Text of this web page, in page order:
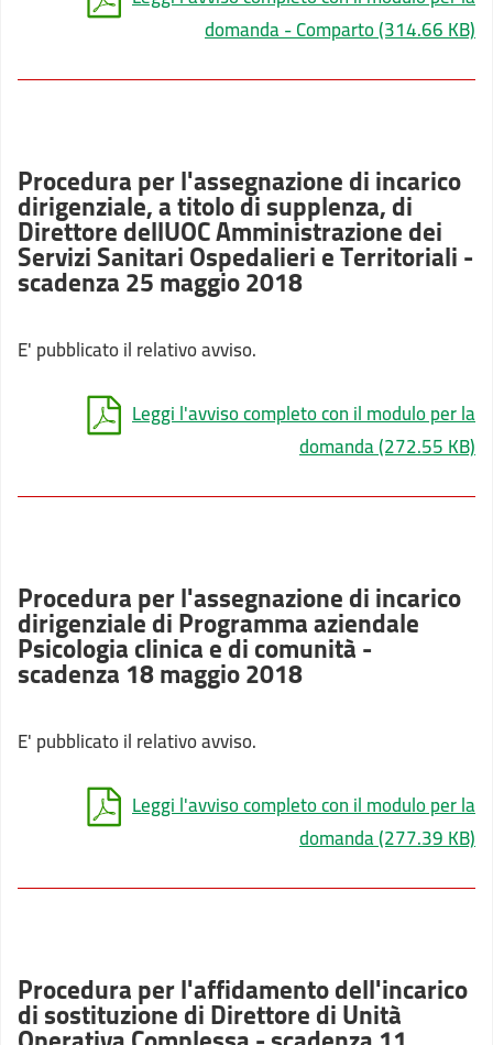
domanda - Comparto(314.66 KB)
Procedura per l'assegnazione di incarico
dirigenziale, a titolo di supplenza, di
Direttore dellUOC Amministrazione dei
Servizi Sanitari Ospedalieri e Territoriali -
scadenza 25 maggio 2018
E' pubblicato il relativo avviso.
Leggi l'avviso completo con il modulo per la
domanda(272.55 KB)
Procedura per l'assegnazione di incarico
dirigenziale di Programma aziendale
Psicologia clinica e di comunità -
scadenza 18 maggio 2018
E' pubblicato il relativo avviso.
Leggi l'avviso completo con il modulo per la
domanda(277.39 KB)
Procedura per l'affidamento dell'incarico
di sostituzione di Direttore di Unità